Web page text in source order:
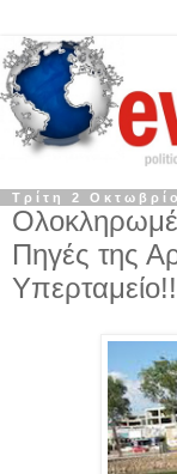
Τρίτη 2
Πηγές της